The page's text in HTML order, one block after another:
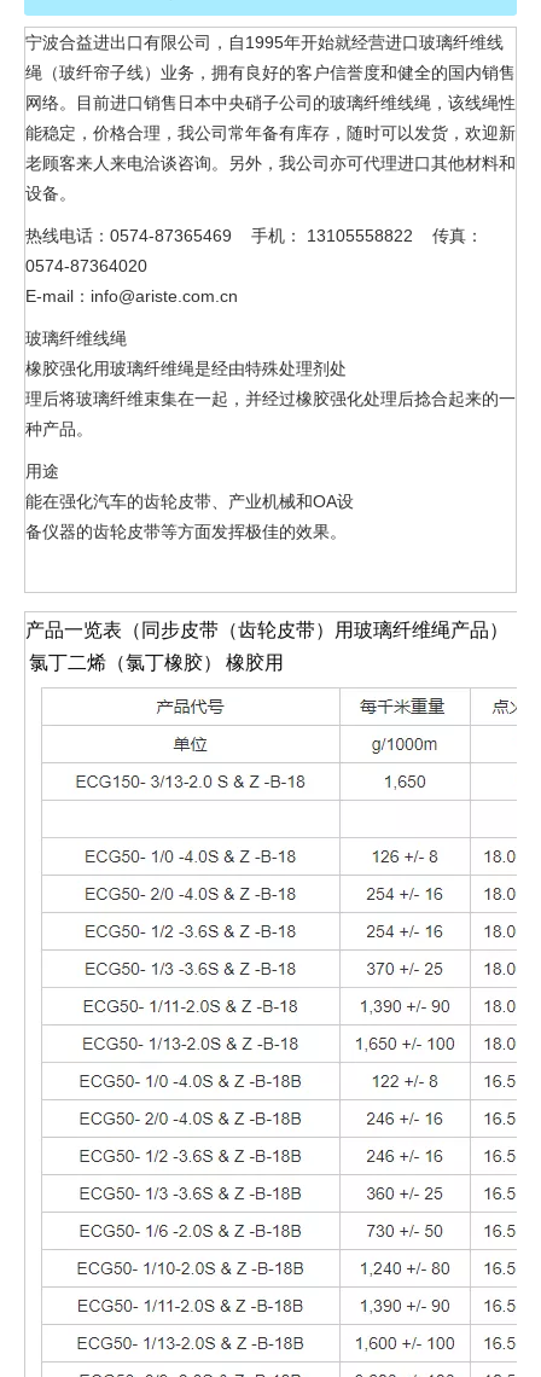
宁波合益进出口有限公司，自1995年开始就经营进口玻璃纤维线
绳（玻纤帘子线）业务，拥有良好的客户信誉度和健全的国内销售
网络。目前进口销售日本中央硝子公司的玻璃纤维线绳，该线绳性
能稳定，价格合理，我公司常年备有库存，随时可以发货，欢迎新
老顾客来人来电洽谈咨询。另外，我公司亦可代理进口其他材料和
设备。
热线电话：0574-87365469 手机： 13105558822 传真：
0574-87364020
E-mail：info@ariste.com.cn
玻璃纤维线绳
橡胶强化用玻璃纤维绳是经由特殊处理剂处
理后将玻璃纤维束集在一起，并经过橡胶强化处理后捻合起来的一
种产品。
用途
能在强化汽车的齿轮皮带、产业机械和OA设
备仪器的齿轮皮带等方面发挥极佳的效果。
产品一览表（同步皮带（齿轮皮带）用玻璃纤维绳产品）
氯丁二烯（氯丁橡胶） 橡胶用